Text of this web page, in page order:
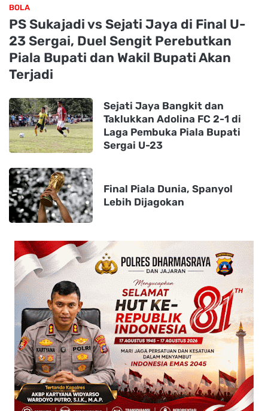
BOLA
PS Sukajadi vs Sejati Jaya di Final U-
23 Sergai, Duel Sengit Perebutkan
Piala Bupati dan Wakil Bupati Akan
Terjadi
Sejati Jaya Bangkit dan
Taklukkan Adolina FC 2-1 di
Laga Pembuka Piala Bupati
Sergai U-23
Final Piala Dunia, Spanyol
Lebih Dijagokan